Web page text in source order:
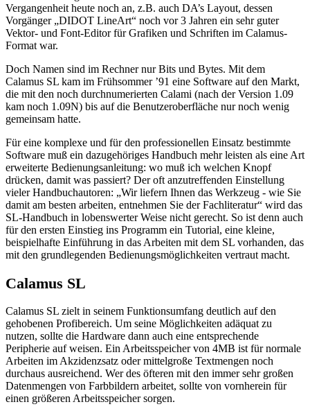
Vergangenheit heute noch an, z.B. auch DA’s Layout, dessen
Vorgänger „DIDOT LineArt“ noch vor 3 Jahren ein sehr guter
Vektor- und Font-Editor für Grafiken und Schriften im Calamus-
Format war.
Doch Namen sind im Rechner nur Bits und Bytes. Mit dem
Calamus SL kam im Frühsommer ’91 eine Software auf den Markt,
die mit den noch durchnumerierten Calami (nach der Version 1.09
kam noch 1.09N) bis auf die Benutzeroberfläche nur noch wenig
gemeinsam hatte.
Für eine komplexe und für den professionellen Einsatz bestimmte
Software muß ein dazugehöriges Handbuch mehr leisten als eine Art
erweiterte Bedienungsanleitung: wo muß ich welchen Knopf
drücken, damit was passiert? Der oft anzutreffenden Einstellung
vieler Handbuchautoren: „Wir liefern Ihnen das Werkzeug - wie Sie
damit am besten arbeiten, entnehmen Sie der Fachliteratur“ wird das
SL-Handbuch in lobenswerter Weise nicht gerecht. So ist denn auch
für den ersten Einstieg ins Programm ein Tutorial, eine kleine,
beispielhafte Einführung in das Arbeiten mit dem SL vorhanden, das
mit den grundlegenden Bedienungsmöglichkeiten vertraut macht.
Calamus SL
Calamus SL zielt in seinem Funktionsumfang deutlich auf den
gehobenen Profibereich. Um seine Möglichkeiten adäquat zu
nutzen, sollte die Hardware dann auch eine entsprechende
Peripherie auf weisen. Ein Arbeitsspeicher von 4MB ist für normale
Arbeiten im Akzidenzsatz oder mittelgroße Textmengen noch
durchaus ausreichend. Wer des öfteren mit den immer sehr großen
Datenmengen von Farbbildern arbeitet, sollte von vornherein für
einen größeren Arbeitsspeicher sorgen.